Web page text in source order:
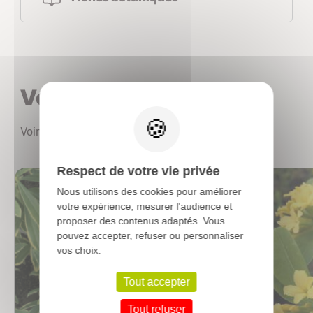
Vous aimerez aussi
Voir les autres produits
Respect de votre vie privée
Nous utilisons des cookies pour améliorer
votre expérience, mesurer l'audience et
proposer des contenus adaptés. Vous
pouvez accepter, refuser ou personnaliser
vos choix.
Tout accepter
Tout refuser